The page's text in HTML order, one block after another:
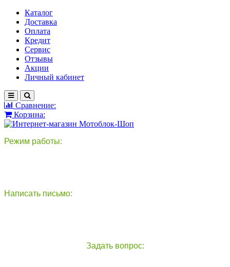
Каталог
Доставка
Оплата
Кредит
Сервис
Отзывы
Акции
Личный кабинет
Сравнение:
Корзина:
Режим работы:
Написать письмо:
Задать вопрос: